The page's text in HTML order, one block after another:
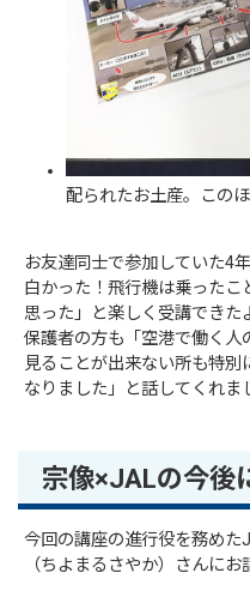
配られたお土産。この
お友達同士で参加していた4
白かった！飛行機は乗ったこ
思った」と楽しく受講できた
保護者の方も「空港で働く
見ることが出来ない所も特
なりました」と話してくれま
宗像×JALの今後
今回の講座の進行役を務めた
（ちよまるさやか）さんにお